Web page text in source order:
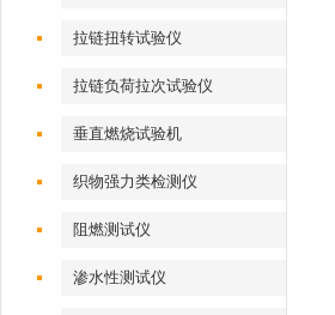
拉链扭转试验仪
拉链负荷拉次试验仪
垂直燃烧试验机
织物强力类检测仪
阻燃测试仪
渗水性测试仪